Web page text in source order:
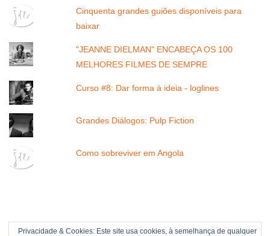
Cinquenta grandes guiões disponíveis para
baixar
"JEANNE DIELMAN" ENCABEÇA OS 100
MELHORES FILMES DE SEMPRE
Curso #8: Dar forma à ideia - loglines
Grandes Diálogos: Pulp Fiction
Como sobreviver em Angola
Privacidade & Cookies: Este site usa cookies, à semelhança de qualquer